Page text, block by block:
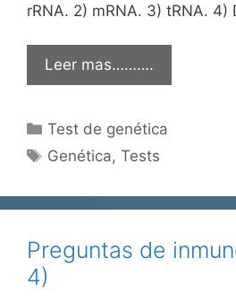
rRNA. 2) mRNA. 3) tRNA. 4)
Leer mas……….
Categorías
Test de genética
Etiquetas
Genética,Tests
Preguntas de
4)